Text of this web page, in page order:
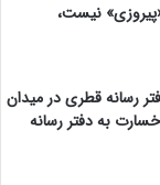
نیست،
رسانه قطری در میدان
به دفتر رسانه